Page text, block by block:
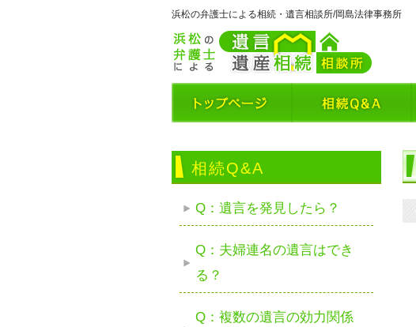
浜松の弁護士による相続・遺言相談所/岡島法律事務所
相続Q&A
Q：遺言を発見したら？
Q：夫婦連名の遺言はでき
る？
Q：複数の遺言の効力関係